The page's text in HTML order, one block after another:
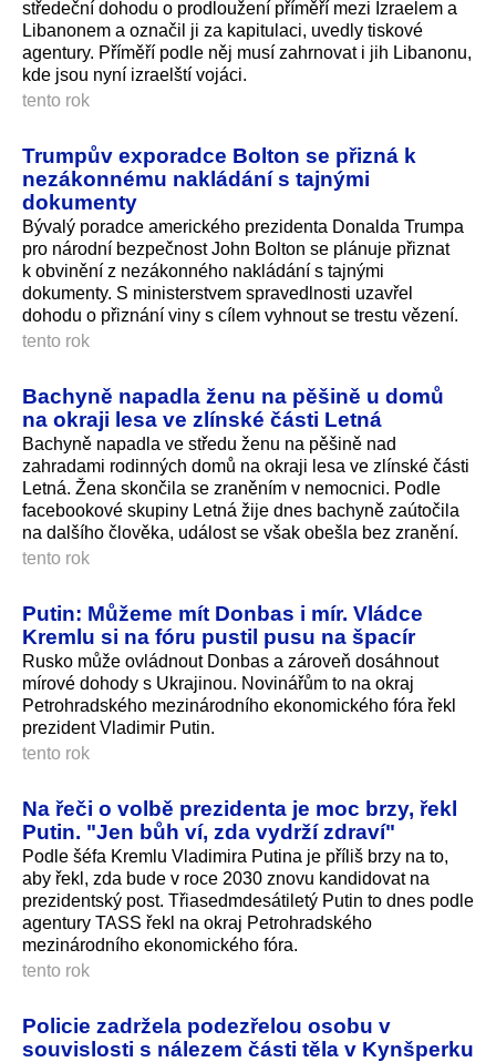
středeční dohodu o prodloužení příměří mezi Izraelem a
Libanonem a označil ji za kapitulaci, uvedly tiskové
agentury. Příměří podle něj musí zahrnovat i jih Libanonu,
kde jsou nyní izraelští vojáci.
tento rok
Trumpův exporadce Bolton se přizná k
nezákonnému nakládání s tajnými
dokumenty
Bývalý poradce amerického prezidenta Donalda Trumpa
pro národní bezpečnost John Bolton se plánuje přiznat
k obvinění z nezákonného nakládání s tajnými
dokumenty. S ministerstvem spravedlnosti uzavřel
dohodu o přiznání viny s cílem vyhnout se trestu vězení.
tento rok
Bachyně napadla ženu na pěšině u domů
na okraji lesa ve zlínské části Letná
Bachyně napadla ve středu ženu na pěšině nad
zahradami rodinných domů na okraji lesa ve zlínské části
Letná. Žena skončila se zraněním v nemocnici. Podle
facebookové skupiny Letná žije dnes bachyně zaútočila
na dalšího člověka, událost se však obešla bez zranění.
tento rok
Putin: Můžeme mít Donbas i mír. Vládce
Kremlu si na fóru pustil pusu na špacír
Rusko může ovládnout Donbas a zároveň dosáhnout
mírové dohody s Ukrajinou. Novinářům to na okraj
Petrohradského mezinárodního ekonomického fóra řekl
prezident Vladimir Putin.
tento rok
Na řeči o volbě prezidenta je moc brzy, řekl
Putin. "Jen bůh ví, zda vydrží zdraví"
Podle šéfa Kremlu Vladimira Putina je příliš brzy na to,
aby řekl, zda bude v roce 2030 znovu kandidovat na
prezidentský post. Třiasedmdesátiletý Putin to dnes podle
agentury TASS řekl na okraj Petrohradského
mezinárodního ekonomického fóra.
tento rok
Policie zadržela podezřelou osobu v
souvislosti s nálezem části těla v Kynšperku